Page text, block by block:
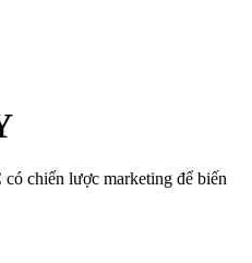
chiến lược marketing để biến